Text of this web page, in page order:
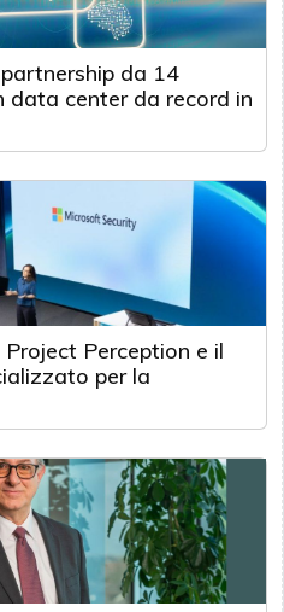
da 14
data center da record in
Perception e il
per la